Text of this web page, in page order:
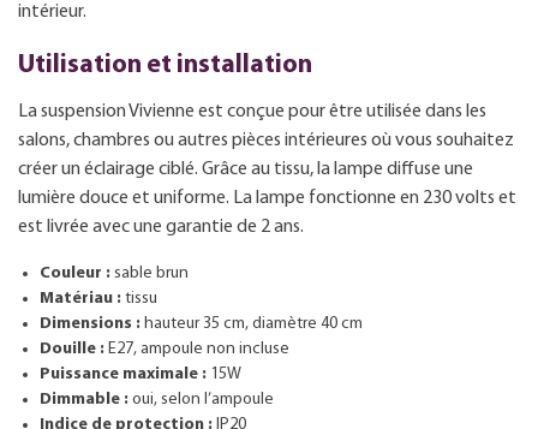
intérieur.
Utilisation et installation
La suspension Vivienne est conçue pour être utilisée dans les
salons, chambres ou autres pièces intérieures où vous souhaitez
créer un éclairage ciblé. Grâce au tissu, la lampe diffuse une
lumière douce et uniforme. La lampe fonctionne en 230 volts et
est livrée avec une garantie de 2 ans.
Couleur : sable brun
Matériau : tissu
Dimensions : hauteur 35 cm, diamètre 40 cm
Douille : E27, ampoule non incluse
Puissance maximale : 15W
Dimmable : oui, selon l’ampoule
Indice de protection : IP20